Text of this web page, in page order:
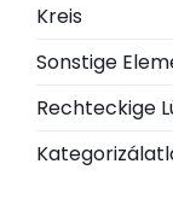
Kreis
Sonstige
Rechteckige